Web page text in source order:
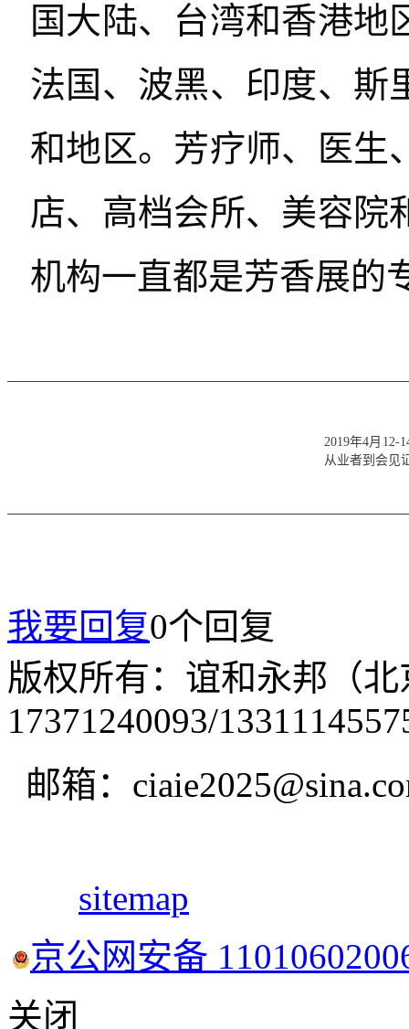
国大陆、台湾和香港地
法国、波黑、印度、斯
和地区。芳疗师、医生
店、高档会所、美容院
机构一直都是芳香展的
2019年4月12-
从业者到会见
我要回复0个回复
版权所有：谊和永邦（
17371240093/
邮箱：
sitemap
京公网安备
关闭